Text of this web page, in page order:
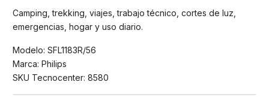
Camping, trekking, viajes, trabajo técnico, cortes de luz,
emergencias, hogar y uso diario.
Modelo: SFL1183R/56
Marca: Philips
SKU Tecnocenter: 8580